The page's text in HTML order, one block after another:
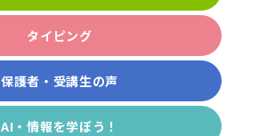
タイピング
保護者・受講生の声
AI・情報を学ぼう！